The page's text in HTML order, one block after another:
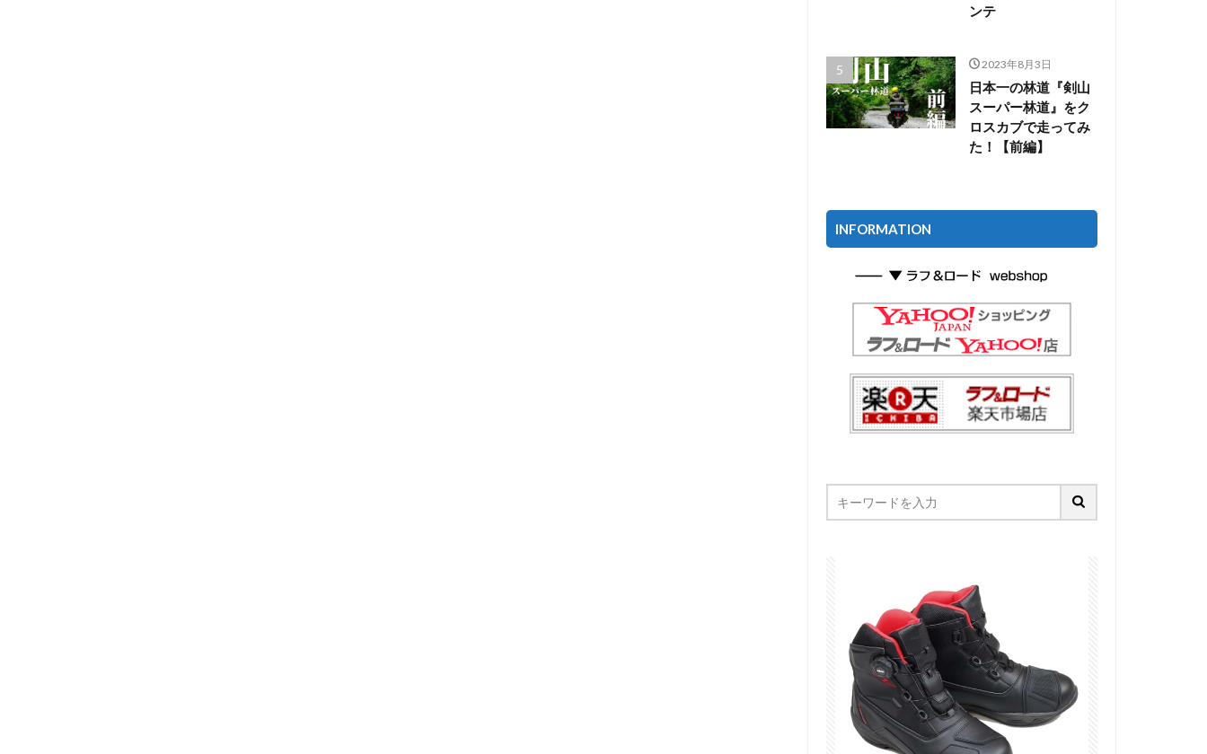
ンテ
2023年8月3日
日本一の林道『剣山
スーパー林道』をク
ロスカブで走ってみ
た！【前編】
INFORMATION